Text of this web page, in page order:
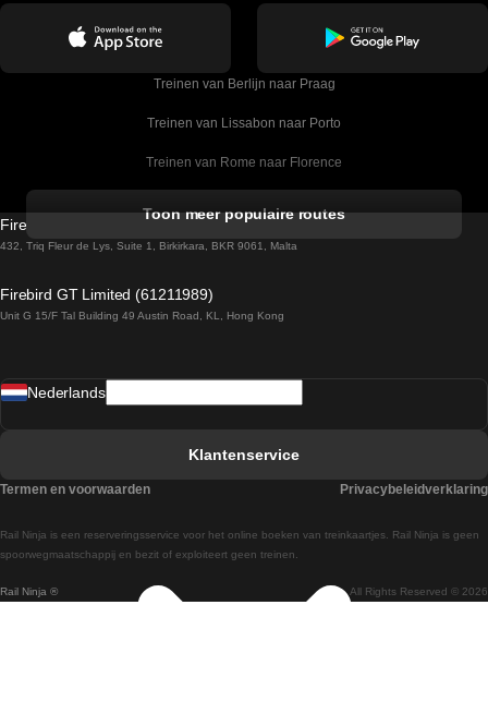
Treinen van Berlijn naar Praag
Treinen van Lissabon naar Porto
Treinen van Rome naar Florence
Treinen van Sevilla naar Barcelona
Treinen van Praag naar Wenen
Treinen van Wenen naar Salzburg
Treinen van Wenen naar Praag
Toon meer populaire routes
Firebird GT Limited (OC 1451)
432, Triq Fleur de Lys, Suite 1, Birkirkara, BKR 9061, Malta
Firebird GT Limited (61211989)
Unit G 15/F Tal Building 49 Austin Road, KL, Hong Kong
Rail Ninja ® All Rights Reserved © 2026
Rail Ninja is een reserveringsservice voor het online boeken van treinkaartjes. Rail Ninja is geen
spoorwegmaatschappij en bezit of exploiteert geen treinen.
Nederlands
Klantenservice
Termen en voorwaarden Privacybeleidverklaring